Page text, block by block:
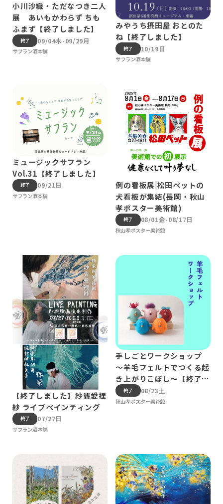
小川沙織・ただなつき二人
展 あいもかわらず ちも
ふまず【終了しました】
終了 09/04木-09/29月
サフラン酒本舗
みやうち摂田屋 おとのた
ね【終了しました】
終了 10/19日
サフラン酒本舗
ミュージックサフラン
Vol.31【終了しました】
終了 09/21日
サフラン酒本舗
例の看板展|松田ペットの
犬看板が集結(長岡・秋山
孝ポスター美術館)
終了 08/01金-08/17日
秋山孝ポスター美術館
【終了しました】紗龔愛裡
紗 ライブペインティング
終了 07/27日
サフラン酒本舗
手しごとワークショップ
～羊毛フェルトでつくる起
き上がりこぼし～【終了し
ました】
終了 08/23土
秋山孝ポスター美術館